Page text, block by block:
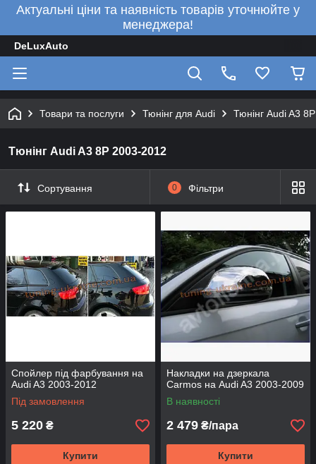
Актуальні ціни та наявність товарів уточнюйте у
менеджера!
DeLuxAuto
Товари та послуги Тюнінг для Audi Тюнінг Audi A3
Тюнінг Audi A3 8P 2003-2012
Сортування 0 Фільтри
Спойлер під фарбування на
Audi A3 2003-2012
Під замовлення
5 220 ₴
Купити
Накладки на дзеркала
Carmos на Audi A3 2003-2009
В наявності
2 479 ₴/пара
Купити